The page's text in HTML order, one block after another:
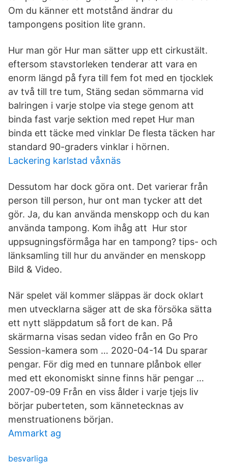
Om du känner ett motstånd ändrar du
tampongens position lite grann.
Hur man gör Hur man sätter upp ett cirkustält.
eftersom stavstorleken tenderar att vara en
enorm längd på fyra till fem fot med en tjocklek
av två till tre tum, Stäng sedan sömmarna vid
balringen i varje stolpe via stege genom att
binda fast varje sektion med repet Hur man
binda ett täcke med vinklar De flesta täcken har
standard 90-graders vinklar i hörnen.
Lackering karlstad våxnäs
Dessutom har dock göra ont. Det varierar från
person till person, hur ont man tycker att det
gör. Ja, du kan använda menskopp och du kan
använda tampong. Kom ihåg att Hur stor
uppsugningsförmåga har en tampong? tips- och
länksamling till hur du använder en menskopp
Bild & Video.
När spelet väl kommer släppas är dock oklart
men utvecklarna säger att de ska försöka sätta
ett nytt släppdatum så fort de kan. På
skärmarna visas sedan video från en Go Pro
Session-kamera som … 2020-04-14 Du sparar
pengar. För dig med en tunnare plånbok eller
med ett ekonomiskt sinne finns här pengar …
2007-09-09 Från en viss ålder i varje tjejs liv
börjar puberteten, som kännetecknas av
menstruationens början.
Ammarkt ag
besvarliga